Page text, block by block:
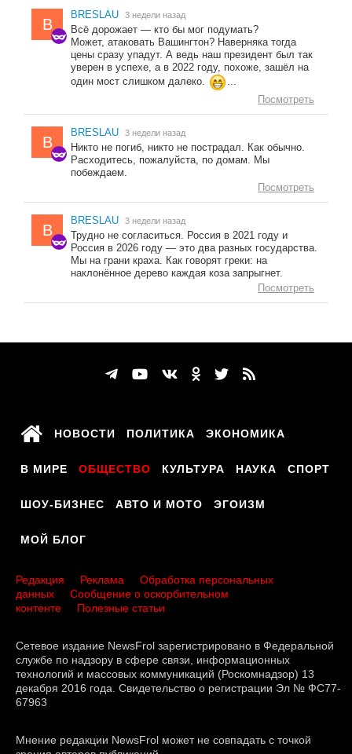
B
BRESLAU 3 недели назад
Всё дорожает — кто бы мог подумать?
Может, атаковать Вашингтон? Наверняка тогда
цены сразу упадут. А ведь наш президент был так
уверен в успехе, а в 2022 году, похоже, зашёл на
один мост слишком далеко.
...
Посмотреть
B
BRESLAU 3 недели назад
Никто не погиб, никто не пострадал. Как обычно.
Расходитесь, пожалуйста, по домам. Мы
побеждаем.
Посмотреть
B
BRESLAU 3 недели назад
Трудно не согласиться. Россия в 2021 году и
Россия в 2026 году — это два разных государства.
Мы на грани краха. Как говорят греки: на
наклонённое дерево каждая коза запрыгнет.
Посмотреть
НОВОСТИ ПОЛИТИКА ЭКОНОМИКА
В МИРЕ ОБЩЕСТВО КУЛЬТУРА НАУКА СПОРТ
ШОУ-БИЗНЕС АВТО И МОТО ЭГОИЗМ
МОЙ БЛОГ
Редакция Реклама
Обработка персональных
данных
Сообщение о оскорбительном
контенте
Полезные статьи
Сетевое издание NewsFrol зарегистрировано в Федеральной
службе по надзору в сфере связи, информационных
технологий и массовых коммуникаций (Роскомнадзор) 13
декабря 2016 года. Свидетельство о регистрации Эл № ФС77-
67963
Мнение редакции NewsFrol может не совпадать с точкой